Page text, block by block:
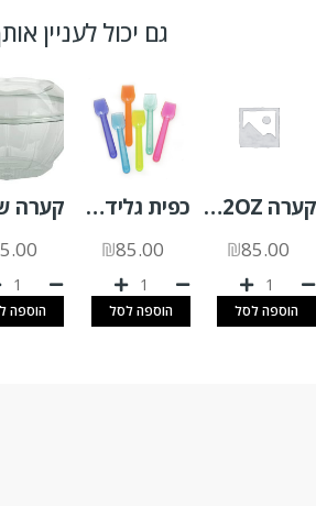
גם יכול לעניין
קערה 32OZ קנה סוכר 500 יח'
₪85.00
הוספה לסל
כפית גלידה צבעוני 1 ק"ג
₪85.00
הוספה לסל הוספה